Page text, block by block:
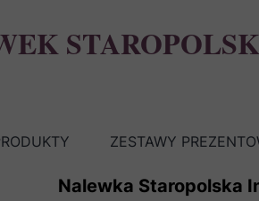
ZESTAWY
Nalewka Staropolska